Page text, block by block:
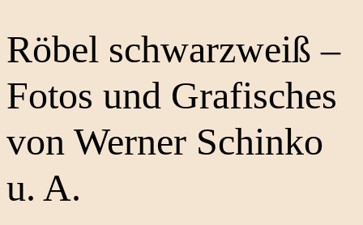
Röbel schwarzweiß –
Fotos und Grafisches
von Werner Schinko
u. A.